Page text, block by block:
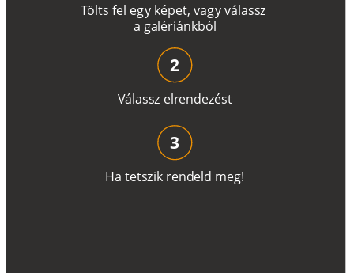
Tölts fel egy képet, vagyválassz
a galériánkból
Válassz elrendezést
2
Ha tetszik rendeld meg!
3